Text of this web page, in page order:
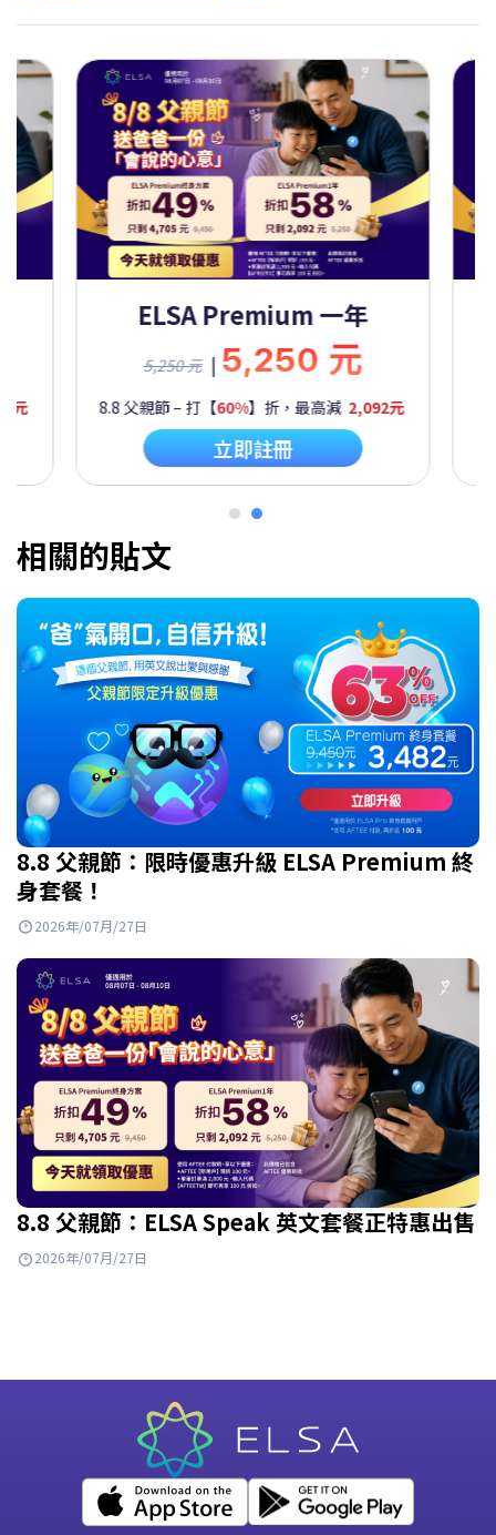
相關的貼文
8.8 父親節：限時優惠升級 ELSA Premium 終
身套餐！
2026年/07月/27日
8.8 父親節：ELSA Speak 英文套餐正特惠出售
2026年/07月/27日
一年
】折，最高減 2,092元
ELSA Premium 終
9,450 元 |
8.8 父親節 – 打【50%】折，最高